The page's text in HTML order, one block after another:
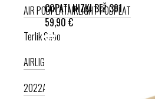
COPATI NIZKI BEŽ 381
59,90 €
AIR PODPLATAIRLIGHT PODPLAT
Terlik Sabo
AIRLIGHT PODPLAT II. NOVI
2022AIRLIGHT PODPLAT I. KRIŽNI PAŠČEK